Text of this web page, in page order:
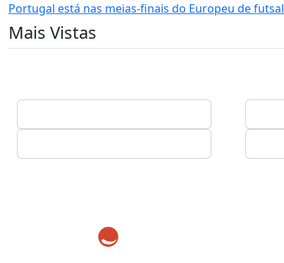
Portugal está nas meias-finais do Europeu de futsal
Mais Vistas